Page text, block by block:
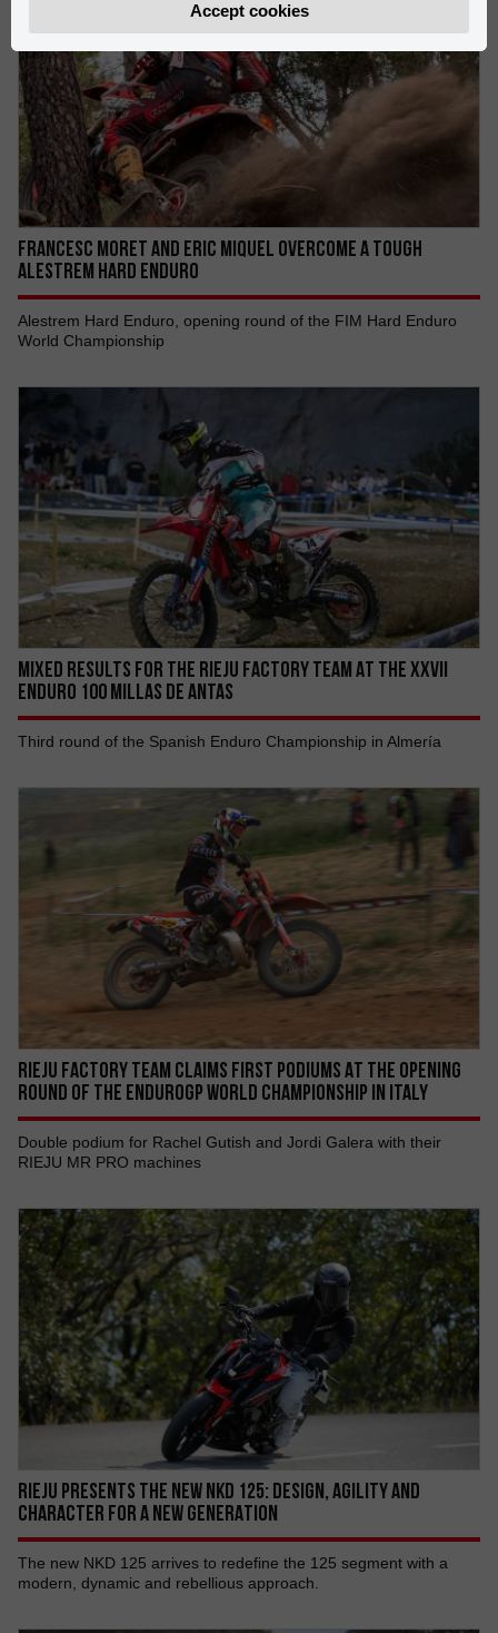
FRANCESC MORET AND ERIC MIQUEL OVERCOME A TOUGH
ALESTREM HARD ENDURO
Alestrem Hard Enduro, opening round of the FIM Hard Enduro
World Championship
MIXED RESULTS FOR THE RIEJU FACTORY TEAM AT THE XXVII
ENDURO 100 MILLAS DE ANTAS
Third round of the Spanish Enduro Championship in Almería
RIEJU FACTORY TEAM CLAIMS FIRST PODIUMS AT THE OPENING
ROUND OF THE ENDUROGP WORLD CHAMPIONSHIP IN ITALY
Double podium for Rachel Gutish and Jordi Galera with their
RIEJU MR PRO machines
RIEJU PRESENTS THE NEW NKD 125: DESIGN, AGILITY AND
CHARACTER FOR A NEW GENERATION
The new NKD 125 arrives to redefine the 125 segment with a
modern, dynamic and rebellious approach.
Accept cookies